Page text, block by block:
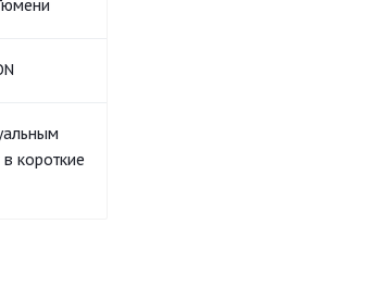
короткие